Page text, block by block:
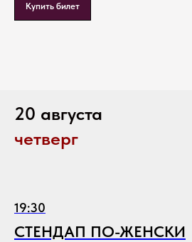
Купить билет
20 августа
четверг
19:30
СТЕНДАП ПО-ЖЕНСКИ